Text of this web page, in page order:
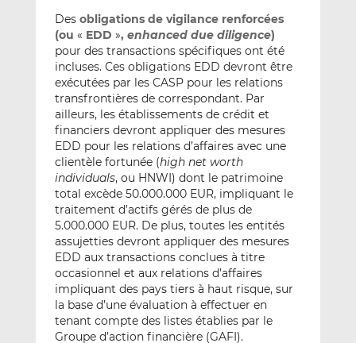
Des obligations de vigilance renforcées
(ou « EDD », enhanced due diligence)
pour des transactions spécifiques ont été
incluses. Ces obligations EDD devront être
exécutées par les CASP pour les relations
transfrontières de correspondant. Par
ailleurs, les établissements de crédit et
financiers devront appliquer des mesures
EDD pour les relations d’affaires avec une
clientèle fortunée (high net worth
individuals, ou HNWI) dont le patrimoine
total excède 50.000.000 EUR, impliquant le
traitement d’actifs gérés de plus de
5.000.000 EUR. De plus, toutes les entités
assujetties devront appliquer des mesures
EDD aux transactions conclues à titre
occasionnel et aux relations d’affaires
impliquant des pays tiers à haut risque, sur
la base d’une évaluation à effectuer en
tenant compte des listes établies par le
Groupe d’action financière (GAFI).